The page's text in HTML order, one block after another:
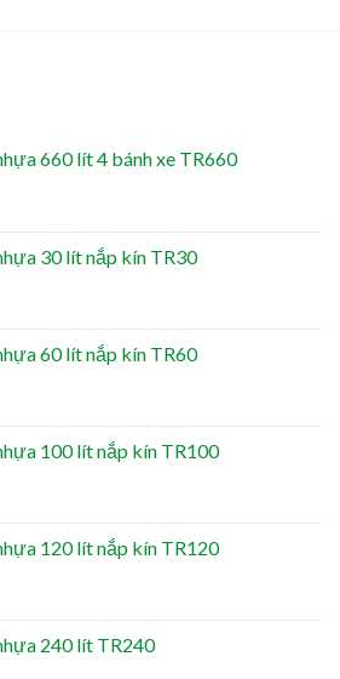
660 lít 4 bánh xe TR660
30 lít nắp kín TR30
60 lít nắp kín TR60
100 lít nắp kín TR100
120 lít nắp kín TR120
240 lít TR240